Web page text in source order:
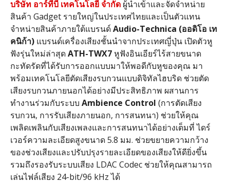
บริษัท อาร์ทีบี เทคโนโลยี จำกัดผู้นำเข้าและจัดจำหน่าย
สินค้า Gadget รายใหญ่ในประเทศไทยและเป็นตัวแทน
จำหน่ายสินค้าภายใต้แบรนด์ Audio-Technica (ออดิโอ เท
คนิก้า) แบรนด์เครื่องเสียงชั้นนำจากประเทศญี่ปุ่น เปิดตัวหู
ฟังรุ่นใหม่ล่าสุด ATH-TWX7 หูฟังอินเอียร์ไร้สายขนาด
กะทัดรัดที่ได้รับการออกแบบมาให้พอดีกับหูของคุณ มา
พร้อมเทคโนโลยีตัดเสียงรบกวนแบบดิจิทัลไฮบริด ช่วยตัด
เสียงรบกวนภายนอกได้อย่างมีประสิทธิภาพ ผสานการ
ทำงานร่วมกับระบบ Ambience Control (การตัดเสียง
รบกวน, การรับเสียงภายนอก, การสนทนา) ช่วยให้คุณ
เพลิดเพลินกับเสียงเพลงและการสนทนาได้อย่างเต็มที่ ไดร์
เวอร์ความละเอียดสูงขนาด5.8 มม. ช่วยขยายความกว้าง
ของช่วงเสียงและปรับปรุงรายละเอียดของเสียงให้ดียิ่งขึ้น
รวมถึงรองรับระบบเสียง LDAC Codec ช่วยให้คุณสามารถ
เล่นไฟล์เสียง 24-bit/96 kHzได้